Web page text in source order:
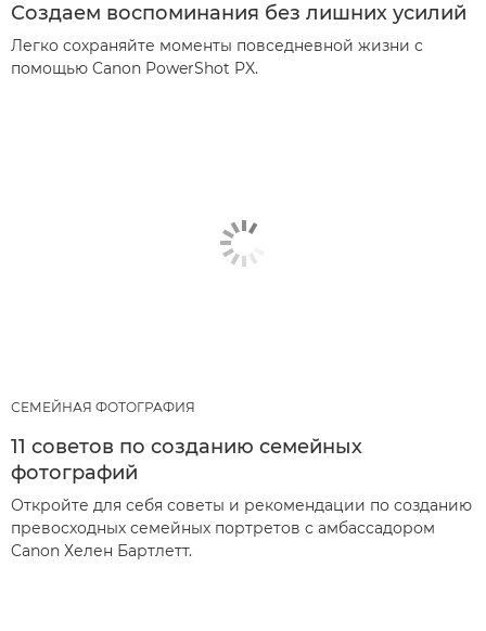
Создаем воспоминания без лишних усилий
Легко сохраняйте моменты повседневной жизни с
помощью Canon PowerShot PX.
СЕМЕЙНАЯ ФОТОГРАФИЯ
11 советов по созданию семейных
фотографий
Откройте для себя советы и рекомендации по созданию
превосходных семейных портретов с амбассадором
Canon Хелен Бартлетт.